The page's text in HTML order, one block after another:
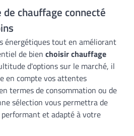
chauffage connecté
énergétiques tout en améliorant
de bien choisir chauffage
d'options sur le marché, il
en compte vos attentes
termes de consommation ou de
sélection vous permettra de
performant et adapté à votre